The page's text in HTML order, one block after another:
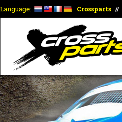
Language: Crossparts //